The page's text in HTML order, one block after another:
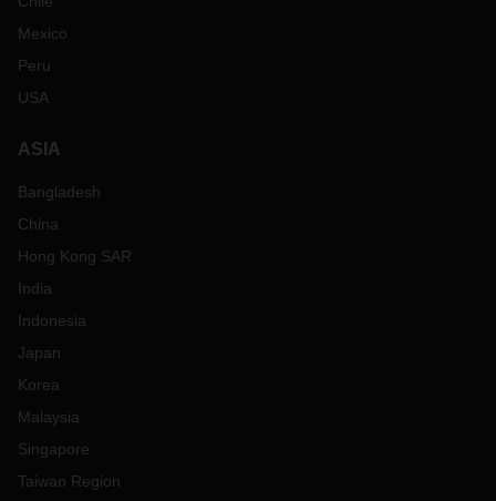
Mexico
Peru
USA
ASIA
Bangladesh
China
Hong Kong SAR
India
Indonesia
Japan
Korea
Malaysia
Singapore
Taiwan Region